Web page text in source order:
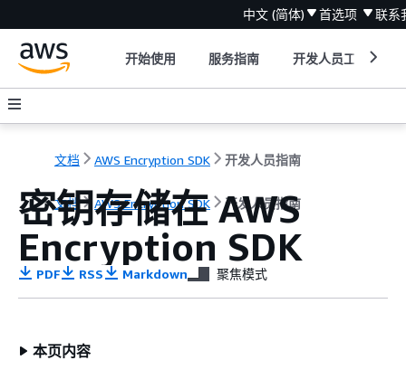
中文 (简体) 首选项 联系
开始使用 服务指南 开发人员工具
文档 AWS Encryption SDK 开发人员指南
文档 AWS Encryption SDK 开发人员指南
密钥存储在 AWS
Encryption SDK
PDF RSS Markdown 聚焦模式
本页内容